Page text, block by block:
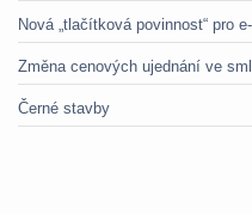
Nová „tlačítková povinnost“ pro
Změna cenových ujednání ve
Černé stavby